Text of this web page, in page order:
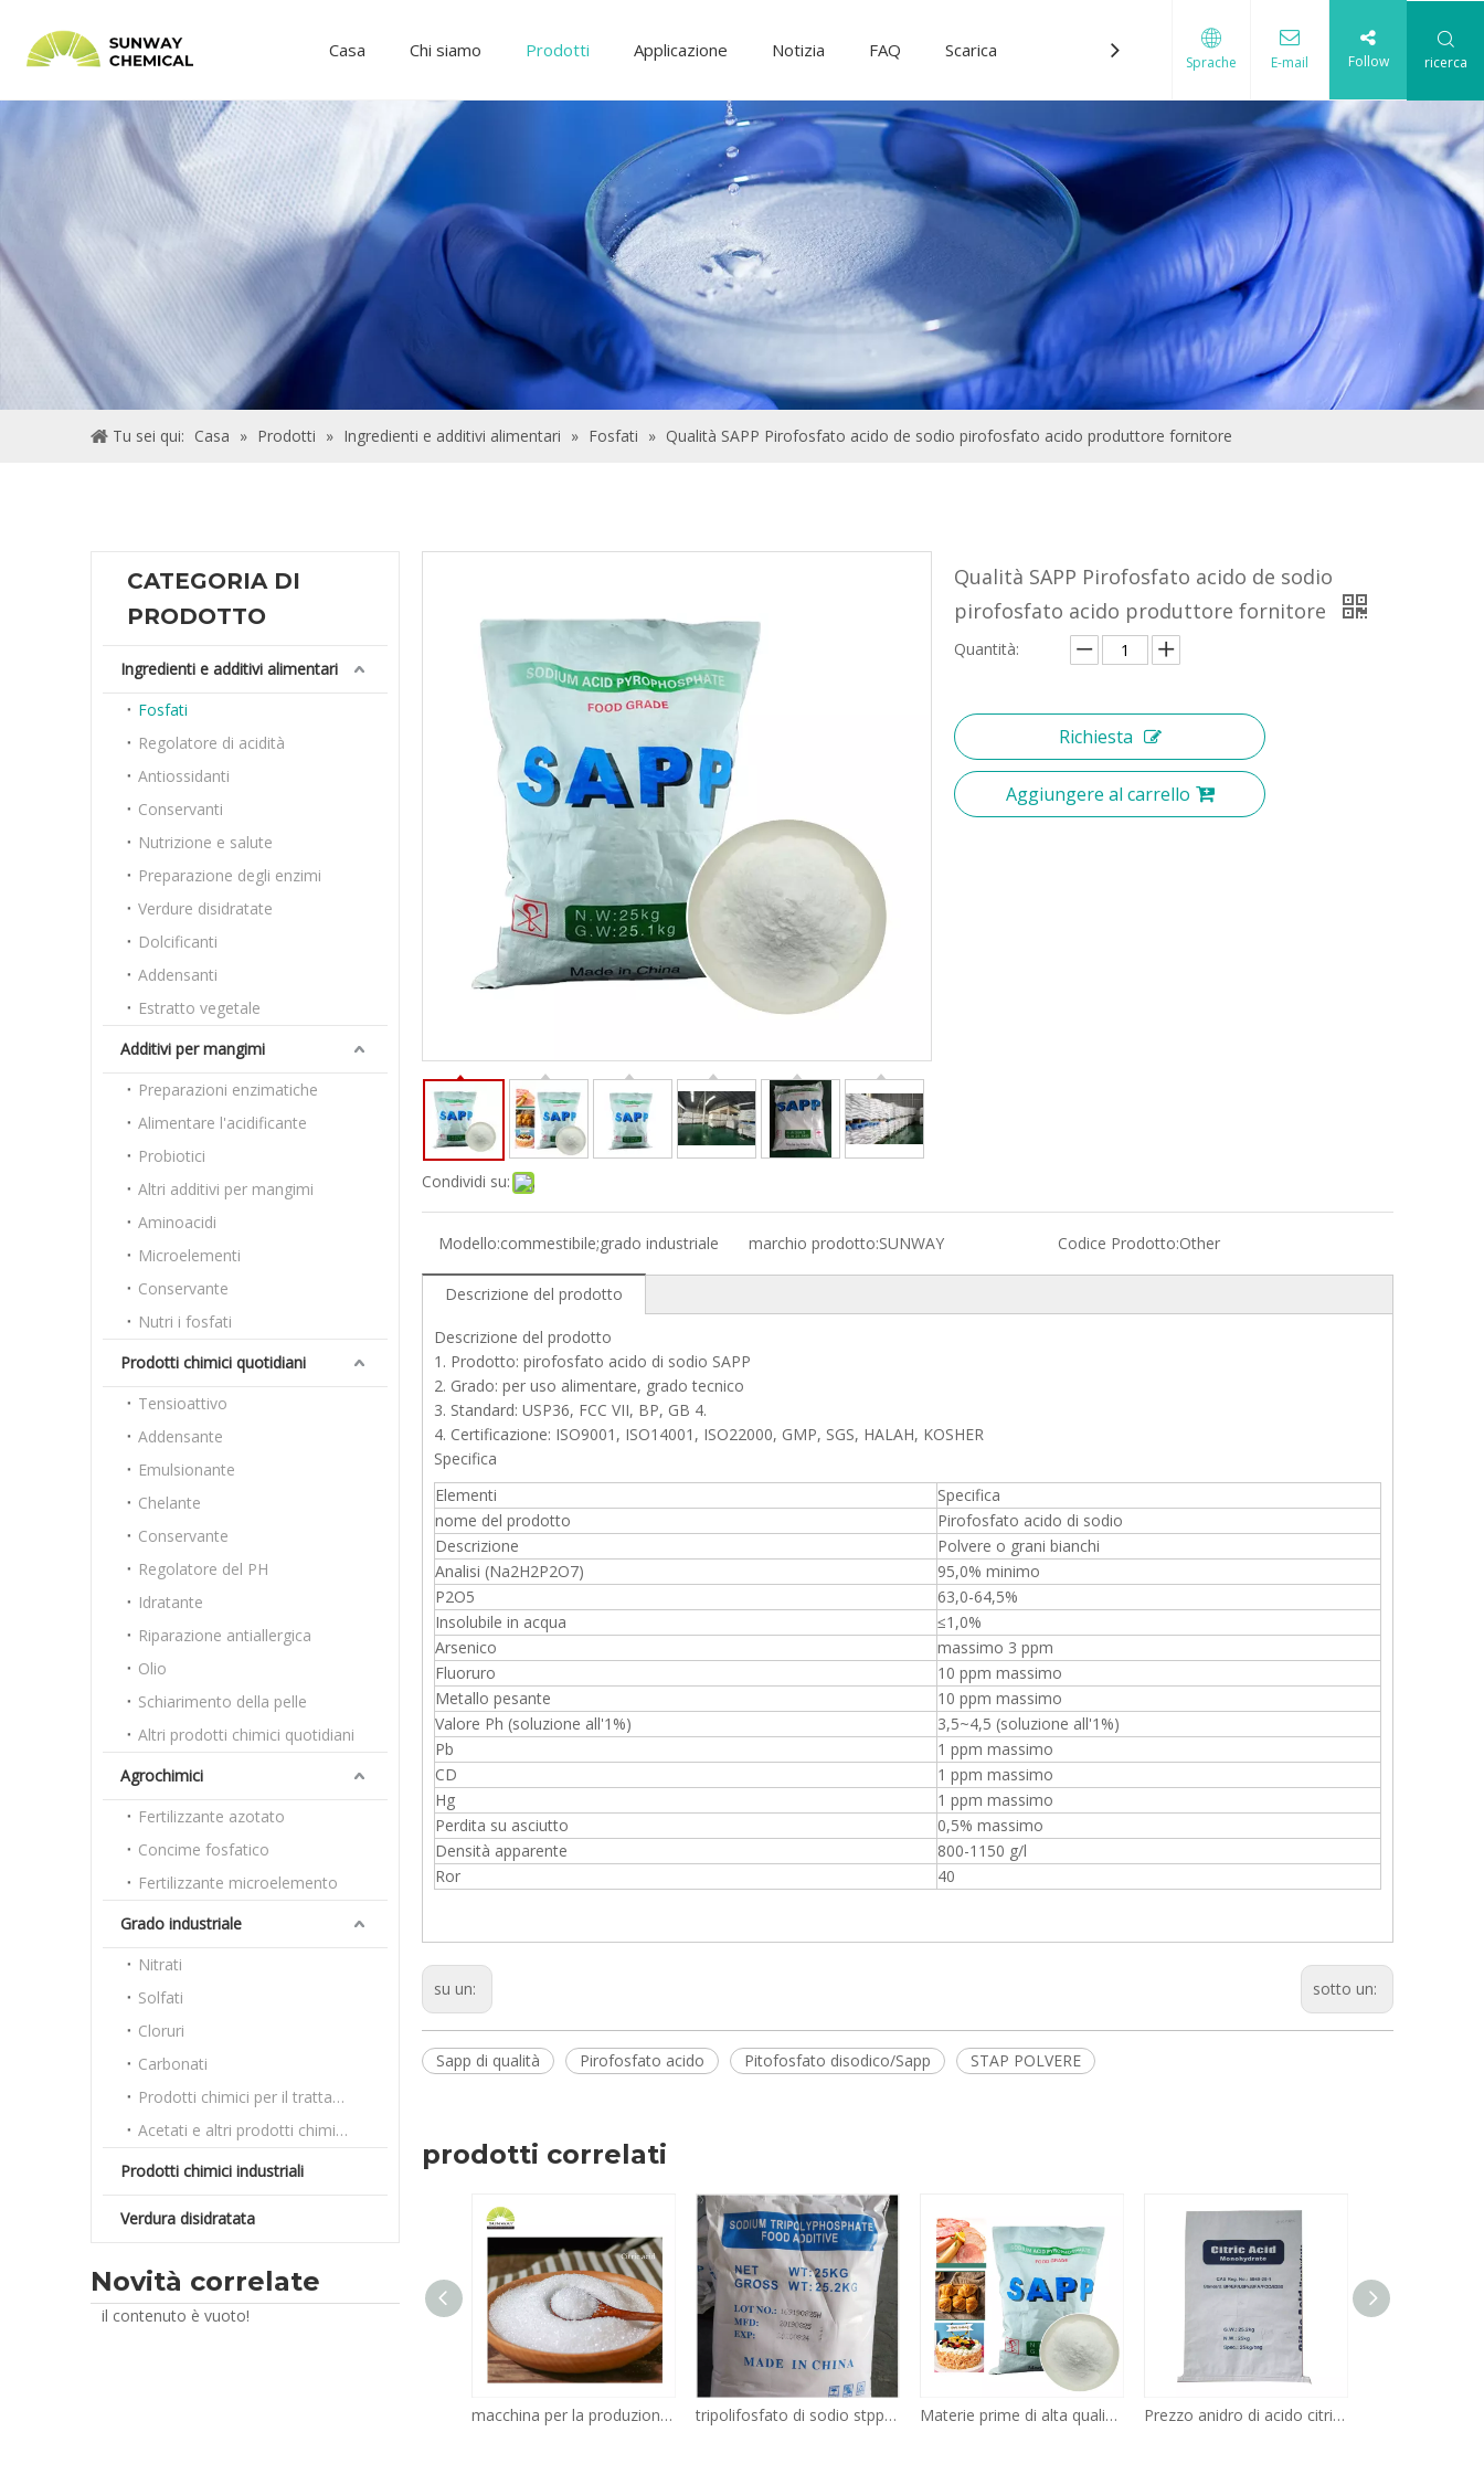
Casa Chi siamo Prodotti Applicazione Notizia FAQ Scarica Contattaci
Sprache E-mail Follow ricerca
Tu sei qui: Casa » Prodotti » Ingredienti e additivi alimentari » Fosfati » Qualità SAPP Pirofosfato acido de sodio pirofosfato acido produttore fornitore
CATEGORIA DI
PRODOTTO
Ingredienti e additivi alimentari
Fosfati
Regolatore di acidità
Antiossidanti
Conservanti
Nutrizione e salute
Preparazione degli enzimi
Verdure disidratate
Dolcificanti
Addensanti
Estratto vegetale
Additivi per mangimi
Preparazioni enzimatiche
Alimentare l'acidificante
Probiotici
Altri additivi per mangimi
Aminoacidi
Microelementi
Conservante
Nutri i fosfati
Prodotti chimici quotidiani
Tensioattivo
Addensante
Emulsionante
Chelante
Conservante
Regolatore del PH
Idratante
Riparazione antiallergica
Olio
Schiarimento della pelle
Altri prodotti chimici quotidiani
Agrochimici
Fertilizzante azotato
Concime fosfatico
Fertilizzante microelemento
Grado industriale
Nitrati
Solfati
Cloruri
Carbonati
Prodotti chimici per il trattamento delle acque
Acetati e altri prodotti chimici sfusi
Prodotti chimici industriali
Verdura disidratata
Novità correlate
il contenuto è vuoto!
Condividi su:
Qualità SAPP Pirofosfato acido de sodio
pirofosfato acido produttore fornitore
Quantità:
Richiesta
Aggiungere al carrello
Modello:commestibile;grado industriale marchio prodotto:SUNWAY Codice Prodotto:Other
Descrizione del prodotto
Descrizione del prodotto
1. Prodotto: pirofosfato acido di sodio SAPP
2. Grado: per uso alimentare, grado tecnico
3. Standard: USP36, FCC VII, BP, GB 4.
4. Certificazione: ISO9001, ISO14001, ISO22000, GMP, SGS, HALAH, KOSHER
Specifica
Elementi
Specifica
nome del prodotto
Pirofosfato acido di sodio
Descrizione
Polvere o grani bianchi
Analisi (Na2H2P2O7)
95,0% minimo
P2O5
63,0-64,5%
Insolubile in acqua
≤1,0%
Arsenico
massimo 3 ppm
Fluoruro
10 ppm massimo
Metallo pesante
10 ppm massimo
Valore Ph (soluzione all'1%)
3,5~4,5 (soluzione all'1%)
Pb
1 ppm massimo
CD
1 ppm massimo
Hg
1 ppm massimo
Perdita su asciutto
0,5% massimo
Densità apparente
800-1150 g/l
Ror
40
su un: sotto un:
Sapp di qualità Pirofosfato acido Pitofosfato disodico/Sapp STAP POLVERE
prodotti correlati
macchina per la produzione di acido citrico di grado industriale prezzo MONOIDRATO DI GRADO ALIMENTARE tripolifosfato di sodio stpp tripolifosfato di sodio in detergente in vendita Materie prime di alta qualità Additivo alimentare per uso alimentare 28 40 sapp pirofosfato acido di sodio sfuso prezzo polvere bianca usp per cottura Prezzo anidro di acido citrico di grado industriale per uso alimentare in polvere cristallina bianca di acido citrico